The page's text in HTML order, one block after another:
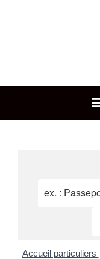
Accueil particuliers